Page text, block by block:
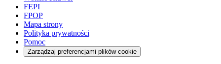
FEPI
FPOP
Mapa strony
Polityka prywatności
Pomoc
Zarządzaj preferencjami plików cookie